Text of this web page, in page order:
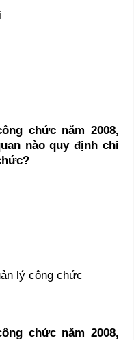
chức năm 2008,
nào quy định chi
lý công chức
chức năm 2008,